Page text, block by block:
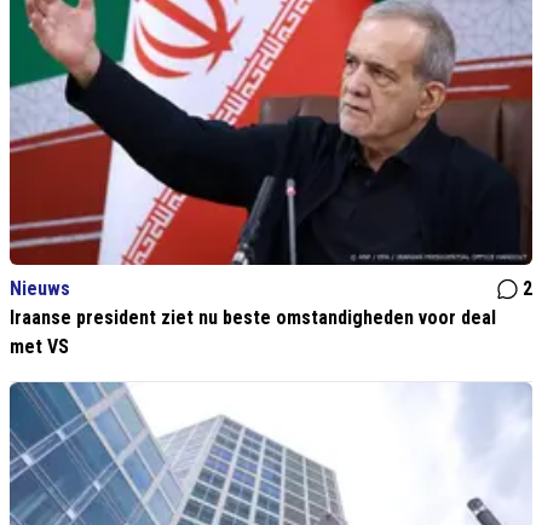
Nieuws
2
Iraanse president ziet nu beste omstandigheden voor deal
met VS